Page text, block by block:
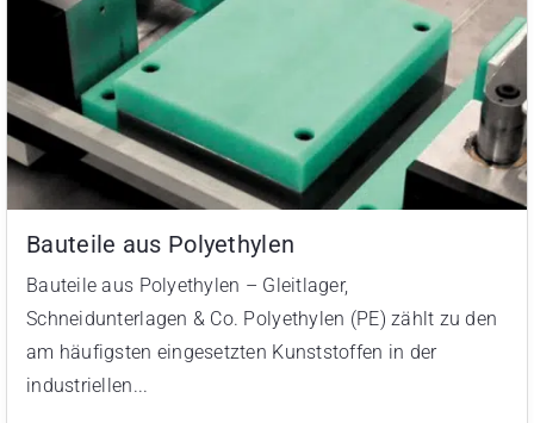
Bauteile aus Polyethylen
Bauteile aus Polyethylen – Gleitlager,
Schneidunterlagen & Co. Polyethylen (PE) zählt zu den
am häufigsten eingesetzten Kunststoffen in der
industriellen...